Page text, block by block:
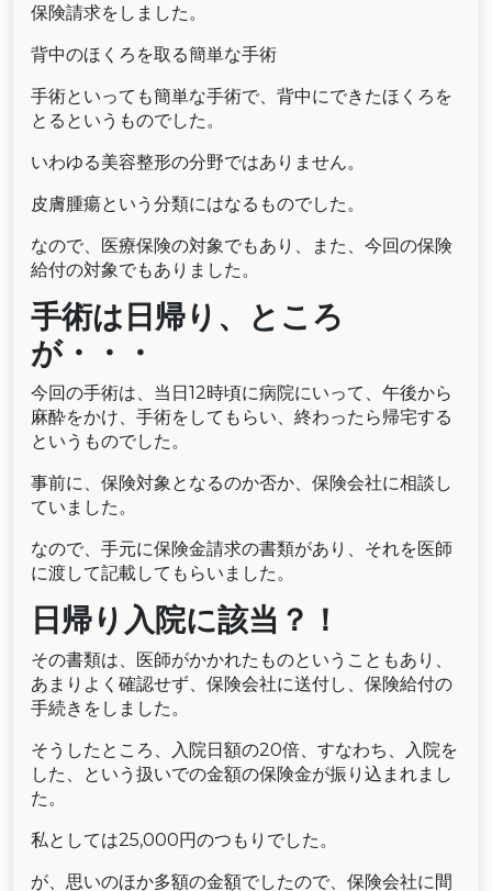
保険請求をしました。
背中のほくろを取る簡単な手術
手術といっても簡単な手術で、背中にできたほくろを
とるというものでした。
いわゆる美容整形の分野ではありません。
皮膚腫瘍という分類にはなるものでした。
なので、医療保険の対象でもあり、また、今回の保険
給付の対象でもありました。
手術は日帰り、ところ
が・・・
今回の手術は、当日12時頃に病院にいって、午後から
麻酔をかけ、手術をしてもらい、終わったら帰宅する
というものでした。
事前に、保険対象となるのか否か、保険会社に相談し
ていました。
なので、手元に保険金請求の書類があり、それを医師
に渡して記載してもらいました。
日帰り入院に該当？！
その書類は、医師がかかれたものということもあり、
あまりよく確認せず、保険会社に送付し、保険給付の
手続きをしました。
そうしたところ、入院日額の20倍、すなわち、入院を
した、という扱いでの金額の保険金が振り込まれまし
た。
私としては25,000円のつもりでした。
が、思いのほか多額の金額でしたので、保険会社に間